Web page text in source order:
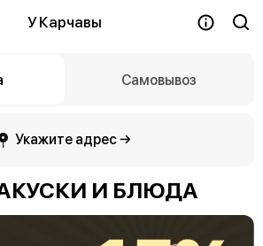
У Карчавы
Самовывоз
Укажите адрес →
И БЛЮДА